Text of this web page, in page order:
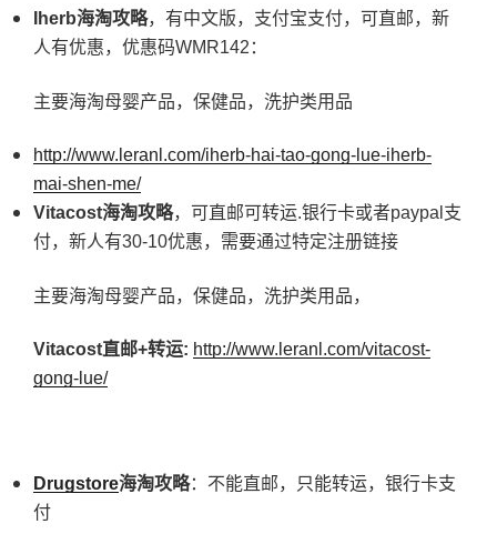
Iherb海淘攻略，有中文版，支付宝支付，可直邮，新
人有优惠，优惠码WMR142：
主要海淘母婴产品，保健品，洗护类用品
http://www.leranl.com/iherb-hai-tao-gong-lue-iherb-
mai-shen-me/
Vitacost海淘攻略，可直邮可转运.银行卡或者paypal支
付，新人有30-10优惠，需要通过特定注册链接
主要海淘母婴产品，保健品，洗护类用品，
Vitacost直邮+转运: http://www.leranl.com/vitacost-
gong-lue/
Drugstore海淘攻略：不能直邮，只能转运，银行卡支
付